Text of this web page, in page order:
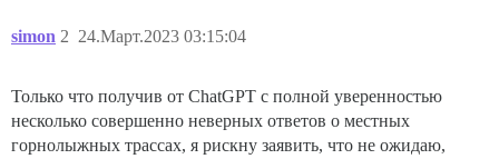
simon 24.Март.2023 03:15:04
2
Только что получив от ChatGPT с полной уверенностью
несколько совершенно неверных ответов о местных
горнолыжных трассах, я рискну заявить, что не ожидаю,